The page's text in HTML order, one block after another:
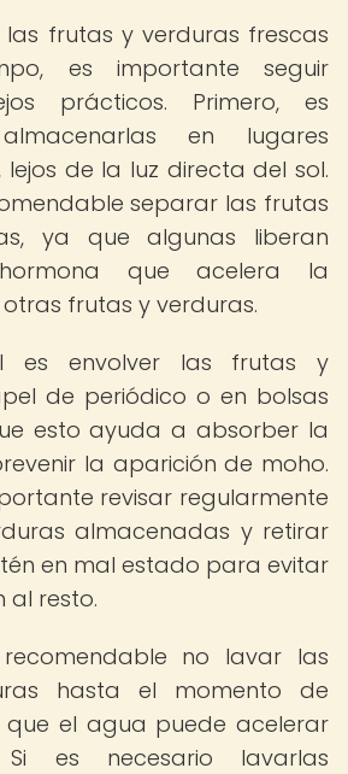
frutas y verduras frescas
es importante seguir
prácticos. Primero, es
en lugares
lejos de la luz directa del sol.
separar las frutas
ya que algunas liberan
que acelera la
frutas y verduras.
es envolver las frutas y
de periódico o en bolsas
esto ayuda a absorber la
la aparición de moho.
revisar regularmente
almacenadas y retirar
en mal estado para evitar
al resto.
no lavar las
hasta el momento de
que el agua puede acelerar
es necesario lavarlas